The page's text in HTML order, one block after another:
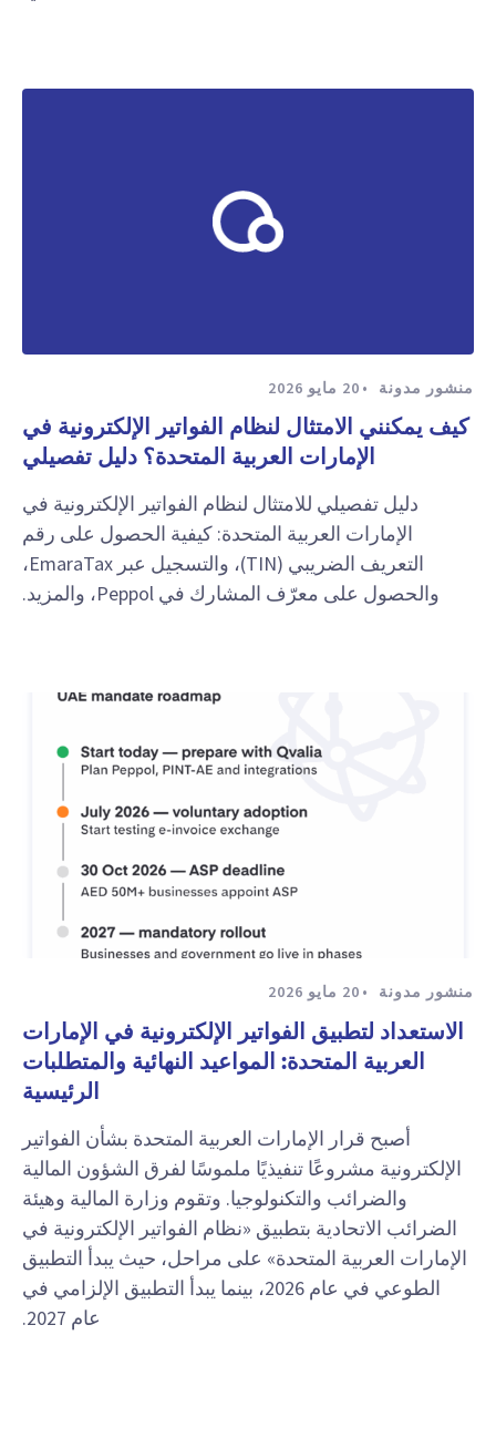
منشور مدونة 20 مايو 2026
كيف يمكنني الامتثال لنظام الفواتير الإلكترونية في
الإمارات العربية المتحدة؟ دليل تفصيلي
دليل تفصيلي للامتثال لنظام الفواتير الإلكترونية في
الإمارات العربية المتحدة: كيفية الحصول على رقم
التعريف الضريبي (TIN)، والتسجيل عبر EmaraTax،
والحصول على معرّف المشارك في Peppol، والمزيد.
منشور مدونة 20 مايو 2026
الاستعداد لتطبيق الفواتير الإلكترونية في الإمارات
العربية المتحدة: المواعيد النهائية والمتطلبات
الرئيسية
أصبح قرار الإمارات العربية المتحدة بشأن الفواتير
الإلكترونية مشروعًا تنفيذيًا ملموسًا لفرق الشؤون المالية
والضرائب والتكنولوجيا. وتقوم وزارة المالية وهيئة
الضرائب الاتحادية بتطبيق «نظام الفواتير الإلكترونية في
الإمارات العربية المتحدة» على مراحل، حيث يبدأ التطبيق
الطوعي في عام 2026، بينما يبدأ التطبيق الإلزامي في
عام 2027.